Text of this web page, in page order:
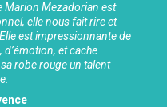
Marion Mezadorian est
elle nous fait rire et
est impressionnante de
d’émotion, et cache
robe rouge un talent